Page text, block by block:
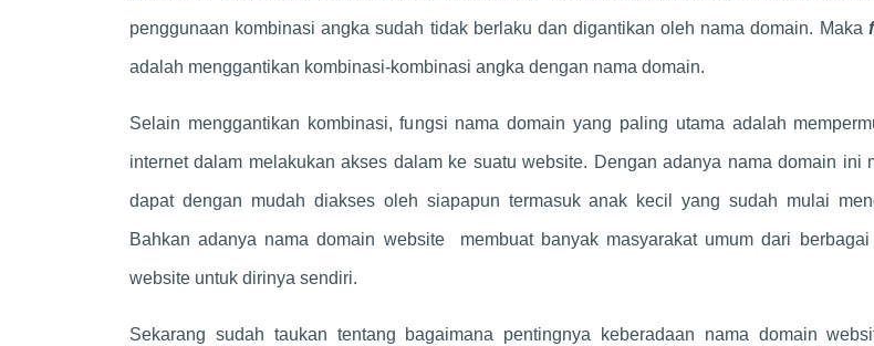
penggunaan kombinasi angka sudah tidak berlaku dan digantikan oleh nama domain. Maka
adalah menggantikan kombinasi-kombinasi angka dengan nama domain.
Selain menggantikan kombinasi, fungsi nama domain yang paling utama adalah
internet dalam melakukan akses dalam ke suatu website. Dengan adanya nama domain ini
dapat dengan mudah diakses oleh siapapun termasuk anak kecil yang sudah mulai
Bahkan adanya nama domain website membuat banyak masyarakat umum dari
website untuk dirinya sendiri.
Sekarang sudah taukan tentang bagaimana pentingnya keberadaan nama domain